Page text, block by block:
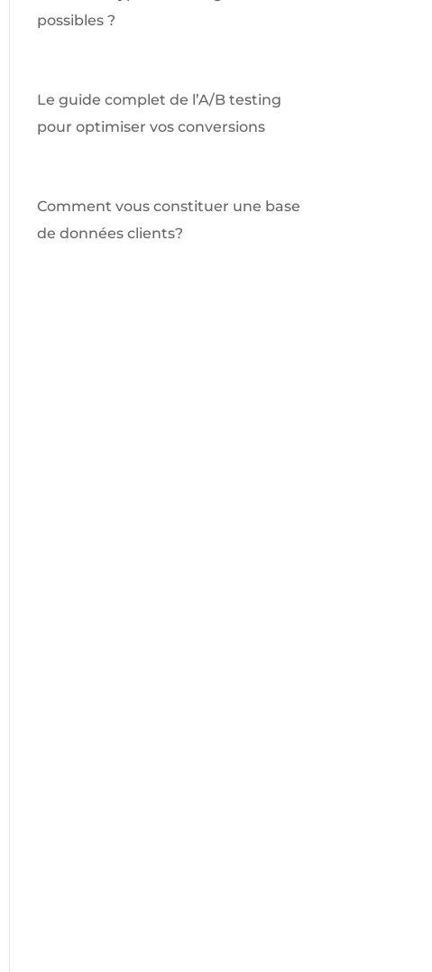
possibles ?
Le guide complet de l’A/B testing
pour optimiser vos conversions
Comment vous constituer une base
de données clients?